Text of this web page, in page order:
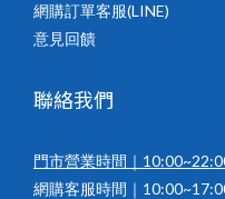
網購訂單客服(LINE)
意見回饋
聯絡我們
門市營業時間｜
網購客服時間｜